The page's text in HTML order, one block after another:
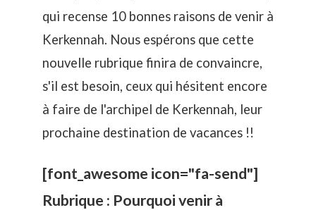
qui recense 10 bonnes raisons de venir à
Kerkennah. Nous espérons que cette
nouvelle rubrique finira de convaincre,
s'il est besoin, ceux qui hésitent encore
à faire de l'archipel de Kerkennah, leur
prochaine destination de vacances !!
[font_awesome icon="fa-send"]
Rubrique : Pourquoi venir à